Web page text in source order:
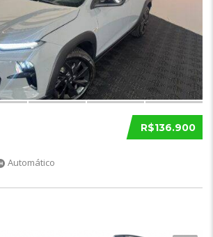
R$136.900
Automático